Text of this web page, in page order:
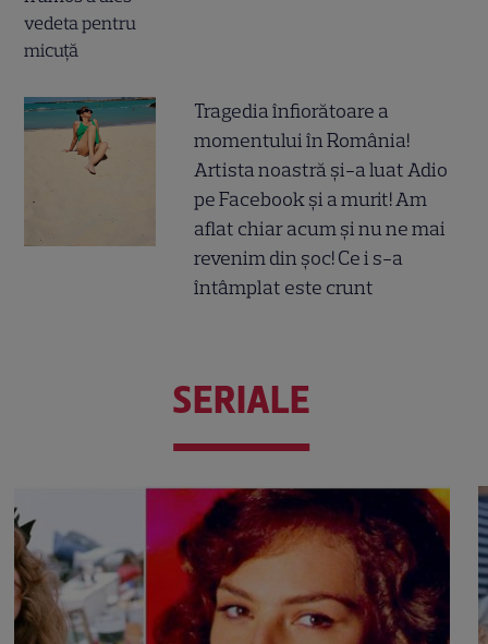
Tragedia înfiorătoare a
momentului în România!
Artista noastră și-a luat Adio
pe Facebook și a murit! Am
aflat chiar acum și nu ne mai
revenim din șoc! Ce i s-a
întâmplat este crunt
SERIALE